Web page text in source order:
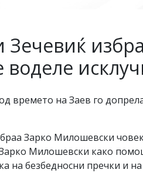
Зечевиќ
воделе
времето на Заев го
Зарко Милошевски
Милошевски како
на безбедносни пречки и